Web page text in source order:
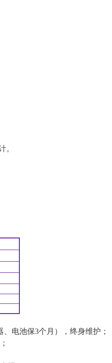
。
、电池保3个月 ）
，终身维护；